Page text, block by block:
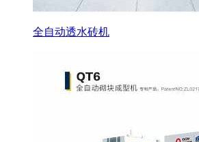
全自动透水砖机